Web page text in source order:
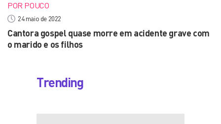
POR POUCO
24 maio de 2022
Cantora gospel quase morre em acidente grave com
o marido e os filhos
Trending